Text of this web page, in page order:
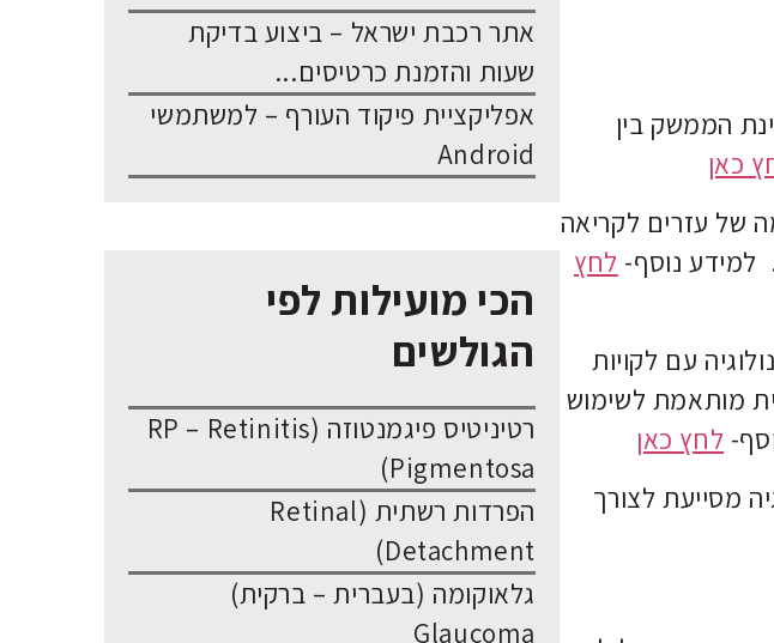
הממשק בין
כאן
של עזרים לקריאה
נוסף- לחץ
עם לקויות
מותאמת לשימוש
לחץ כאן
מסייעת לצורך
אתר רכבת ישראל – ביצוע בדיקת
שעות והזמנת כרטיסים...
אפליקציית פיקוד העורף – למשתמשי
Android
הכי מועילות לפי
הגולשים
רטיניטיס פיגמנטוזה (RP – Retinitis
Pigmentosa)
הפרדות רשתית (Retinal
Detachment)
גלאוקומה (בעברית – ברקית)
Glaucoma